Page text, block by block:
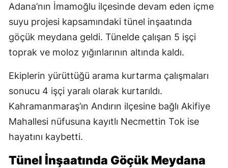
Adana’nın İmamoğlu ilçesinde devam eden içme
suyu projesi kapsamındaki tünel inşaatında
göçük meydana geldi. Tünelde çalışan 5 işçi
toprak ve moloz yığınlarının altında kaldı.
Ekiplerin yürüttüğü arama kurtarma çalışmaları
sonucu 4 işçi yaralı olarak kurtarıldı.
Kahramanmaraş’ın Andırın ilçesine bağlı Akifiye
Mahallesi nüfusuna kayıtlı Necmettin Tok ise
hayatını kaybetti.
Tünel İnşaatında Göçük Meydana